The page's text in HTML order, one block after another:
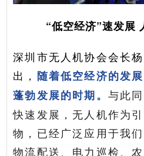
“低空经济”速发展
深圳市无人机协会会长
出， 随着低空经济的发
蓬勃发展的时期。 与此
快速发展，无人机作为
物，已经广泛应用于我
物流配送、电力巡检、